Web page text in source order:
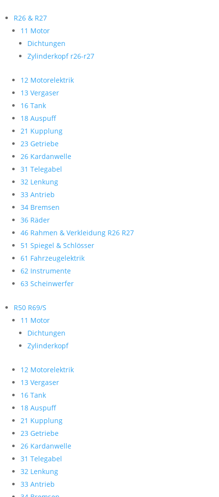
R26 & R27
11 Motor
Dichtungen
Zylinderkopf r26-r27
12 Motorelektrik
13 Vergaser
16 Tank
18 Auspuff
21 Kupplung
23 Getriebe
26 Kardanwelle
31 Telegabel
32 Lenkung
33 Antrieb
34 Bremsen
36 Räder
46 Rahmen & Verkleidung R26 R27
51 Spiegel & Schlösser
61 Fahrzeugelektrik
62 Instrumente
63 Scheinwerfer
R50 R69/S
11 Motor
Dichtungen
Zylinderkopf
12 Motorelektrik
13 Vergaser
16 Tank
18 Auspuff
21 Kupplung
23 Getriebe
26 Kardanwelle
31 Telegabel
32 Lenkung
33 Antrieb